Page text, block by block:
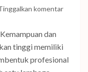
komentar
dan
tinggi memiliki
profesional